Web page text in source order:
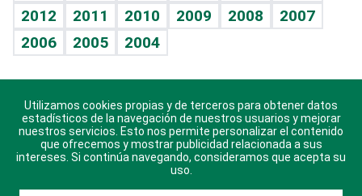
Celebrando la vida
Sin complejos
En pocas palabras
Escuchando al corazón
Economía Personal
2012
2011 2010 2009 2008
2007
2006
2005 2004
Descarga nuestras aplicaciones para Android, iOS y
sistema Huawei.
Utilizamos cookies propias y de terceros para obtener datos
estadísticos de la navegación de nuestros usuarios y mejorar
nuestros servicios. Esto nos permite personalizar el contenido
que ofrecemos y mostrar publicidad relacionada a sus
intereses. Si continúa navegando, consideramos que acepta su
uso.